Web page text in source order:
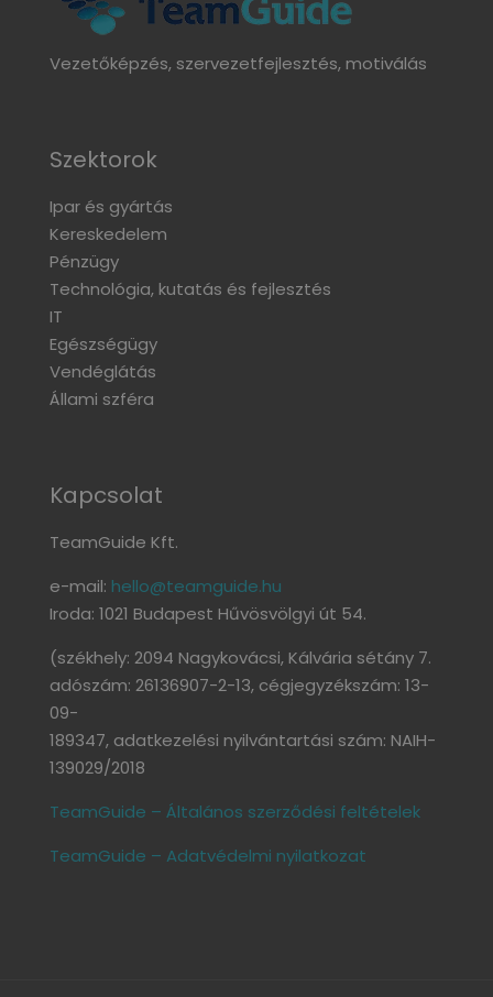
Vezetőképzés, szervezetfejlesztés, motiválás
Szektorok
Ipar és gyártás
Kereskedelem
Pénzügy
Technológia, kutatás és fejlesztés
IT
Egészségügy
Vendéglátás
Állami szféra
Kapcsolat
TeamGuide Kft.
e-mail: hello@teamguide.hu
Iroda: 1021 Budapest Hűvösvölgyi út 54.
(székhely: 2094 Nagykovácsi, Kálvária sétány 7.
adószám: 26136907-2-13, cégjegyzékszám: 13-
09-
189347, adatkezelési nyilvántartási szám: NAIH-
139029/2018
TeamGuide – Általános szerződési feltételek
TeamGuide – Adatvédelmi nyilatkozat